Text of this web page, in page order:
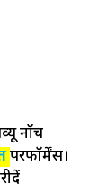
नॉच
परफॉर्मेंस।